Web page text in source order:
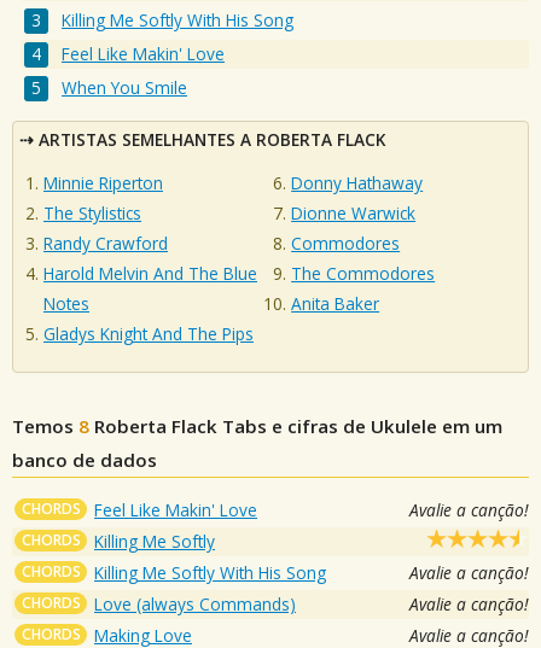
Killing Me Softly With His Song
Feel Like Makin' Love
When You Smile
ARTISTAS SEMELHANTES A ROBERTA FLACK
Minnie Riperton
The Stylistics
Randy Crawford
Harold Melvin And The Blue
Notes
Gladys Knight And The Pips
Donny Hathaway
Dionne Warwick
Commodores
The Commodores
Anita Baker
Temos 8 Roberta Flack Tabs e cifras de Ukulele em um
banco de dados
CHORDS Feel Like Makin' Love Avalie a canção!
CHORDS Killing Me Softly
CHORDS Killing Me Softly With His Song Avalie a canção!
CHORDS Love (always Commands) Avalie a canção!
CHORDS Making Love Avalie a canção!